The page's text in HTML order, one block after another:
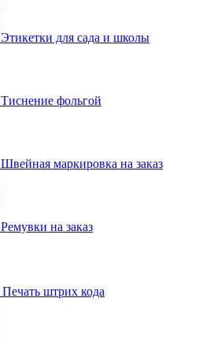
Этикетки для сада и школы
Тиснение фольгой
Швейная маркировка на заказ
Ремувки на заказ
Печать штрих кода